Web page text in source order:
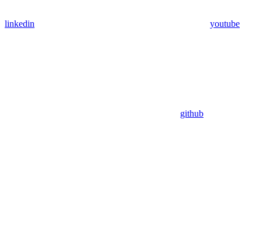
linkedin youtube
github